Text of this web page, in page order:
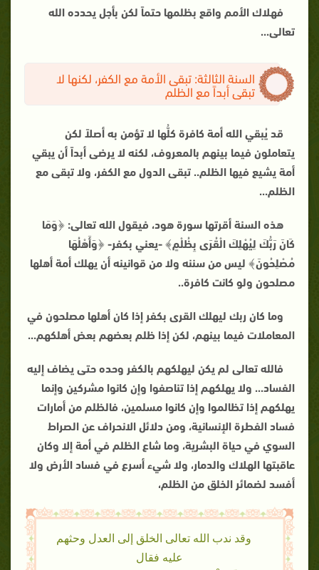
فهلاك الأمم واقع بظلمها حتماً لكن بأجل يحدده الله
تعالى...
السنة الثالثة: تبقى الأمة مع الكفر، لكنها لا
تبقى أبداً مع الظلم
قد يُبقي الله أمة كافرة كلُّها لا تؤمن به أصلاً لكن
يتعاملون فيما بينهم بالمعروف، لكنه لا يرضى أبداً أن يبقي
أمة يشيع فيها الظلم.. تبقى الدول مع الكفر، ولا تبقى مع
الظلم...
هذه السنة أقرتها سورة هود، فيقول الله تعالى: ﴿وَمَا
كَانَ رَبُّكَ لِيُهْلِكَ الْقُرَى بِظُلْمٍ﴾ -يعني بكفر- ﴿وَأَهْلُهَا
مُصْلِحُونَ﴾ ليس من سننه ولا من قوانينه أن يهلك أمة أهلها
مصلحون ولو كانت كافرة..
وما كان ربك ليهلك القرى بكفر إذا كان أهلها مصلحون في
المعاملات فيما بينهم، لكن إذا ظلم بعضهم بعض أهلكهم...
فالله تعالى لم يكن ليهلكهم بالكفر وحده حتى يضاف إليه
الفساد... ولا يهلكهم إذا تناصفوا وإن كانوا مشركين وإنما
يهلكهم إذا تظالموا وإن كانوا مسلمين، فالظلم من أمارات
فساد الفطرة الإنسانية، ومن دلائل الانحراف عن الصراط
السوي في حياة البشرية، وما شاع الظلم في أمة إلا وكان
عاقبتها الهلاك والدمار، ولا شيء أسرع في فساد الأرض ولا
أفسد لضمائر الخلق من الظلم،
وقد ندب الله تعالى الخلق إلى العدل وحثهم
عليه فقال